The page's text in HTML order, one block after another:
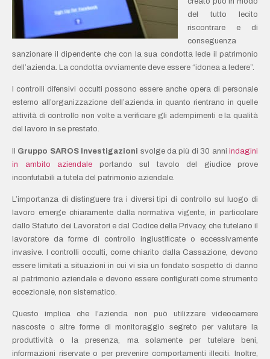
del tutto lecito
riscontrare e di
conseguenza
sanzionare il dipendente che con la sua condotta lede il patrimonio
dell’azienda. La condotta ovviamente deve essere “idonea a ledere”.
I controlli difensivi occulti possono essere anche opera di personale
esterno all’organizzazione dell’azienda in quanto rientrano in quelle
attività di controllo non volte a verificare gli adempimenti e la qualità
del lavoro in se prestato.
Il Gruppo SAROS Investigazioni svolge da più di 30 anniindagini
in ambito aziendale portando sul tavolo del giudice prove
inconfutabili a tutela del patrimonio aziendale.
L’importanza di distinguere tra i diversi tipi di controllo sul luogo di
lavoro emerge chiaramente dalla normativa vigente, in particolare
dallo Statuto dei Lavoratori e dal Codice della Privacy, che tutelano il
lavoratore da forme di controllo ingiustificate o eccessivamente
invasive. I controlli occulti, come chiarito dalla Cassazione, devono
essere limitati a situazioni in cui vi sia un fondato sospetto di danno
al patrimonio aziendale e devono essere configurati come strumento
eccezionale, non sistematico.
Questo implica che l’azienda non può utilizzare videocamere
nascoste o altre forme di monitoraggio segreto per valutare la
produttività o la presenza, ma solamente per tutelare beni,
informazioni riservate o per prevenire comportamenti illeciti. Inoltre,